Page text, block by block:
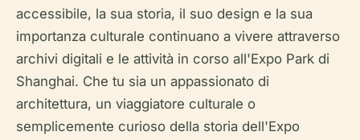
accessibile, la sua storia, il suo design e la sua
importanza culturale continuano a vivere attraverso
archivi digitali e le attività in corso all'Expo Park di
Shanghai. Che tu sia un appassionato di
architettura, un viaggiatore culturale o
semplicemente curioso della storia dell'Expo